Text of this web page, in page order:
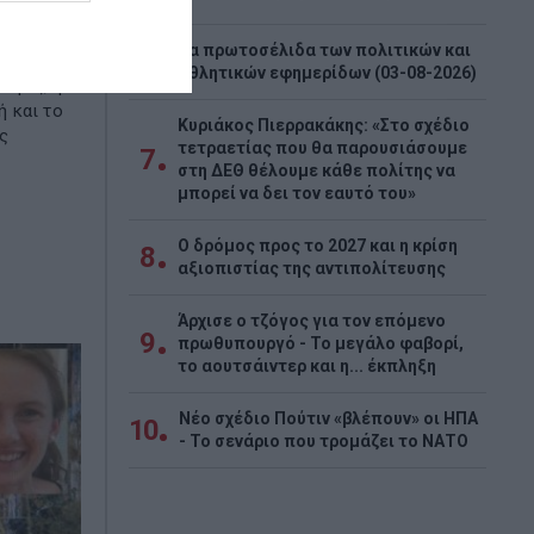
και το
Τα πρωτοσέλιδα των πολιτικών και
αθλητικών εφημερίδων (03-08-2026)
7
Κυριάκος Πιερρακάκης: «Στο σχέδιο
τετραετίας που θα παρουσιάσουμε
στη ΔΕΘ θέλουμε κάθε πολίτης να
μπορεί να δει τον εαυτό του»
8
Ο δρόμος προς το 2027 και η κρίση
αξιοπιστίας της αντιπολίτευσης
9
Άρχισε ο τζόγος για τον επόμενο
πρωθυπουργό - Το μεγάλο φαβορί,
το αουτσάιντερ και η... έκπληξη
10
Νέο σχέδιο Πούτιν «βλέπουν» οι ΗΠΑ
- Το σενάριο που τρομάζει το ΝΑΤΟ